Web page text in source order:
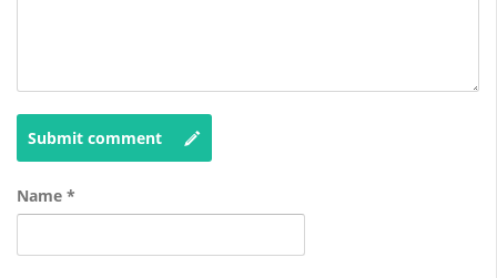
Submit comment
Name *